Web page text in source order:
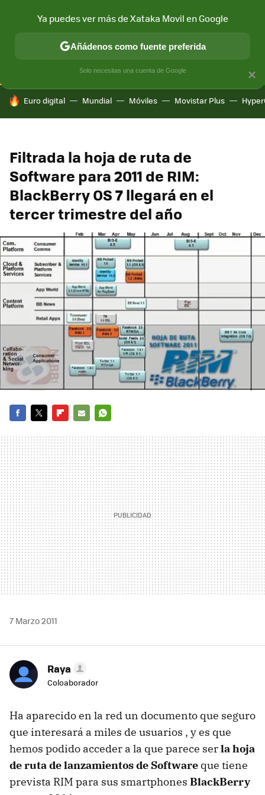
CONECTIVIDAD MÓVIL Y SOCIEDAD APLICACIONES
HOY SE HABLA DE
Euro digital Mundial Móviles Movistar Plus
Filtrada la hoja de ruta de
Software para 2011 de RIM:
BlackBerry OS 7 llegará en el
tercer trimestre del año
MAIL
7 Marzo 2011
Raya
Coloaborador
Ha aparecido en la red un documento que seguro
que interesará a miles de usuarios , y es que
hemos podido acceder a la que parece serla hoja
de ruta de lanzamientos de Software que tiene
prevista RIM para sus smartphones BlackBerry
×
Ya puedes ver más de Xataka Movil en Google
Añádenos como fuente preferida
Solo necesitas una cuenta de Google